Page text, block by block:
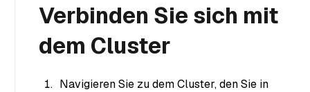
Verbinden Sie sich mit
dem Cluster
Navigieren Sie zu dem Cluster, den Sie in